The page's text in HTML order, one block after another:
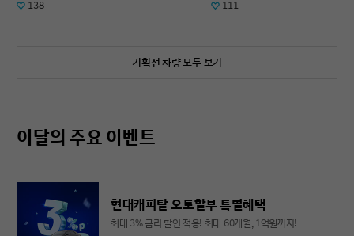
138 111
기획전 차량 모두 보기
이달의 주요 이벤트
현대캐피탈 오토할부 특별혜택
최대 3% 금리 할인 적용! 최대 60개월, 1억원까지!